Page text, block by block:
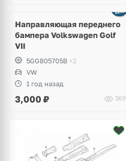
Направляющая переднего
бампера Volkswagen Golf
VII
5GG805705B +2
VW
1 год назад
3,000 ₽ 369